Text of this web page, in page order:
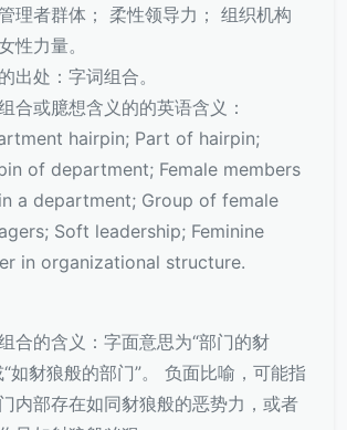
理者群体； 柔性领导力； 组织机构
性力量。
出处：字词组合。
合或臆想含义的的英语含义：
hairpin; Part of hairpin;
of department; Female members
a department; Group of female
Soft leadership; Feminine
in organizational structure.
合的含义：字面意思为“部门的豺
“如豺狼般的部门”。 负面比喻，可能指
内部存在如同豺狼般的恶势力，或者